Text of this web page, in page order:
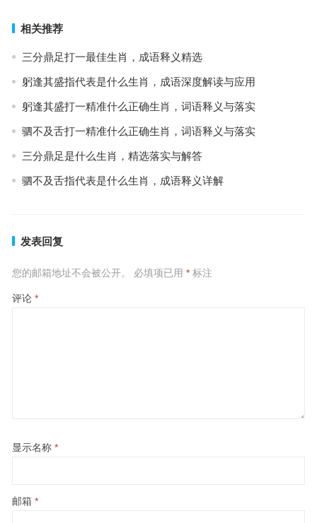
相关推荐
三分鼎足打一最佳生肖，成语释义精选
躬逢其盛指代表是什么生肖，成语深度解读与应用
躬逢其盛打一精准什么正确生肖，词语释义与落实
驷不及舌打一精准什么正确生肖，词语释义与落实
三分鼎足是什么生肖，精选落实与解答
驷不及舌指代表是什么生肖，成语释义详解
发表回复
您的邮箱地址不会被公开。 必填项已用 *标注
评论 *
显示名称 *
邮箱 *